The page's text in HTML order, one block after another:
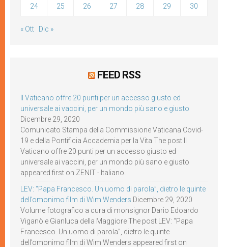
24 25 26 27 28 29 30
« Ott Dic »
FEED RSS
Il Vaticano offre 20 punti per un accesso giusto ed
universale ai vaccini, per un mondo più sano e giusto
Dicembre 29, 2020
Comunicato Stampa della Commissione Vaticana Covid-
19 e della Pontificia Accademia per la Vita The post Il
Vaticano offre 20 punti per un accesso giusto ed
universale ai vaccini, per un mondo più sano e giusto
appeared first on ZENIT - Italiano.
LEV: “Papa Francesco. Un uomo di parola”, dietro le quinte
dell’omonimo film di Wim Wenders Dicembre 29, 2020
Volume fotografico a cura di monsignor Dario Edoardo
Viganò e Gianluca della Maggiore The post LEV: “Papa
Francesco. Un uomo di parola”, dietro le quinte
dell’omonimo film di Wim Wenders appeared first on